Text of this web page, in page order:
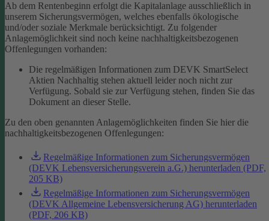
Ab dem Rentenbeginn erfolgt die Kapitalanlage ausschließlich in
unserem Sicherungsvermögen, welches ebenfalls ökologische
und/oder soziale Merkmale berücksichtigt. Zu folgender
Anlagemöglichkeit sind noch keine nachhaltigkeitsbezogenen
Offenlegungen vorhanden:
Die regelmäßigen Informationen zum DEVK SmartSelect
Aktien Nachhaltig stehen aktuell leider noch nicht zur
Verfügung. Sobald sie zur Verfügung stehen, finden Sie das
Dokument an dieser Stelle.
Zu den oben genannten Anlagemöglichkeiten finden Sie hier die
nachhaltigkeitsbezogenen Offenlegungen:
Regelmäßige Informationen zum Sicherungsvermögen
(DEVK Lebensversicherungsverein a.G.) herunterladen (PDF,
205 KB)
Regelmäßige Informationen zum Sicherungsvermögen
(DEVK Allgemeine Lebensversicherung AG) herunterladen
(PDF, 206 KB)